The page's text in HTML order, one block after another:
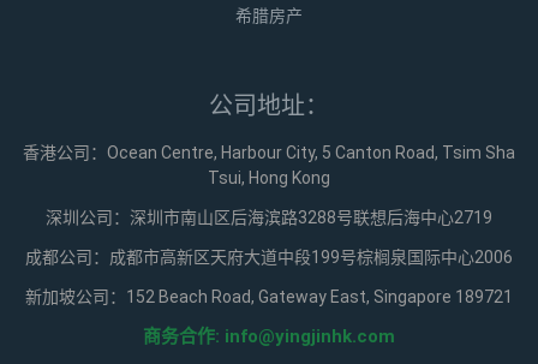
希腊房产
公司地址：
香港公司：Ocean Centre, Harbour City, 5 Canton Road, Tsim Sha
Tsui, Hong Kong
深圳公司：深圳市南山区后海滨路3288号联想后海中心2719
成都公司：成都市高新区天府大道中段199号棕榈泉国际中心2006
新加坡公司：152 Beach Road, Gateway East, Singapore 189721
商务合作: info@yingjinhk.com